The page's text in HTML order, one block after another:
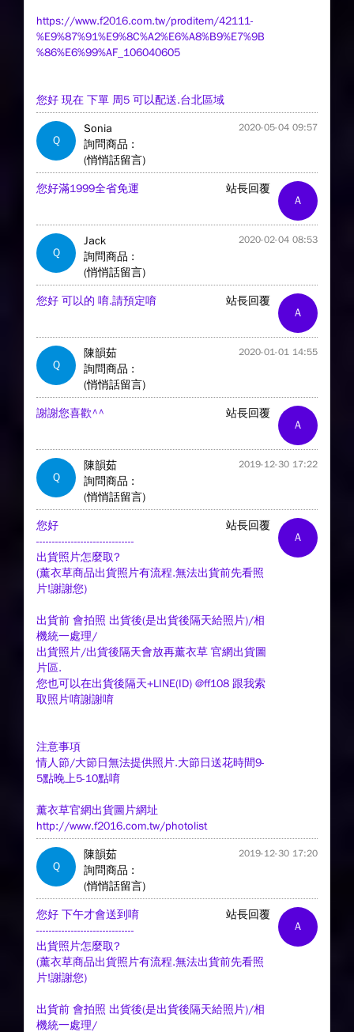
https://www.f2016.com.tw/proditem/42111-
%E9%87%91%E9%8C%A2%E6%A8%B9%E7%9B
%86%E6%99%AF_106040605
您好 現在 下單 周5 可以配送.台北區域
Q
Sonia 2020-05-04 09:57
詢問商品 :
(悄悄話留言)
A
站長回覆
您好滿1999全省免運
Q
Jack 2020-02-04 08:53
詢問商品 :
(悄悄話留言)
A
站長回覆
您好 可以的 唷.請預定唷
Q
陳韻茹 2020-01-01 14:55
詢問商品 :
(悄悄話留言)
A
站長回覆
謝謝您喜歡^^
Q
陳韻茹 2019-12-30 17:22
詢問商品 :
(悄悄話留言)
A
站長回覆
您好
-------------------------------
出貨照片怎麼取?
(薰衣草商品出貨照片有流程.無法出貨前先看照
片!謝謝您)
出貨前 會拍照 出貨後(是出貨後隔天給照片)/相
機統一處理/
出貨照片/出貨後隔天會放再薰衣草 官網出貨圖
片區.
您也可以在出貨後隔天+LINE(ID) @ff108 跟我索
取照片唷謝謝唷
注意事項
情人節/大節日無法提供照片.大節日送花時間9-
5點晚上5-10點唷
薰衣草官網出貨圖片網址
http://www.f2016.com.tw/photolist
Q
陳韻茹 2019-12-30 17:20
詢問商品 :
(悄悄話留言)
A
站長回覆
您好 下午才會送到唷
-------------------------------
出貨照片怎麼取?
(薰衣草商品出貨照片有流程.無法出貨前先看照
片!謝謝您)
出貨前 會拍照 出貨後(是出貨後隔天給照片)/相
機統一處理/